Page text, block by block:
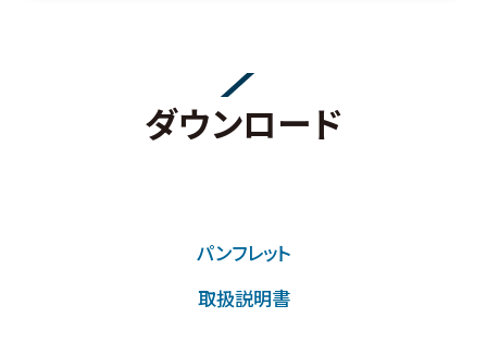
ダウンロード
パンフレット
取扱説明書